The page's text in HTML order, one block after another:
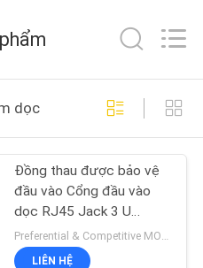
RJ45
118
dọc
Đồng thau được bảo vệ
đầu vào Cổng đầu vào
dọc RJ45 Jack 3 U
"Thiết bị đầu cuối mạ
vàng
Preferential & Competitive MOQ:1000
LIÊN HỆ